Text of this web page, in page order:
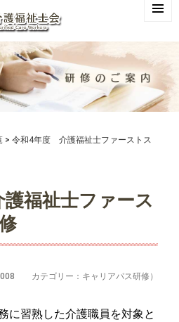
> 令和4年度 介護福祉士ファーストス
福祉士ファース
008 カテゴリー：キャリアパス研修）
に習熟した介護職員を対象と